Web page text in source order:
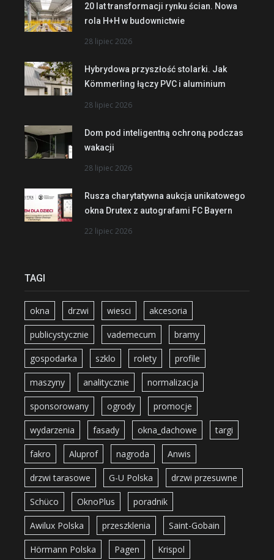
20 lat transformacji rynku ścian. Nowa
rola H+H w budownictwie
28 lipiec 2026
Hybrydowa przyszłość stolarki. Jak
Kömmerling łączy PVC i aluminium
28 lipiec 2026
Dom pod inteligentną ochroną podczas
wakacji
28 lipiec 2026
Rusza charytatywna aukcja unikatowego
okna Drutex z autografami FC Bayern
22 lipiec 2026
TAGI
okna drzwi wiesci akcesoria
publicystycznie vademecum bramy
gospodarka szklo rolety profile
maszyny analitycznie normalizacja
sponsorowany ogrody promocje
wydarzenia fasady okna_dachowe targi
fakro Aluprof nagroda Anwis
drzwi tarasowe G-U Polska drzwi przesuwne
Schüco OknoPlus poradnik
Awilux Polska przeszklenia Saint-Gobain
Hörmann Polska Pagen Krispol